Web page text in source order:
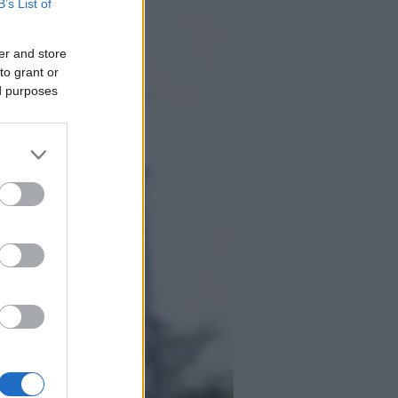
List of
and store
grant or
purposes